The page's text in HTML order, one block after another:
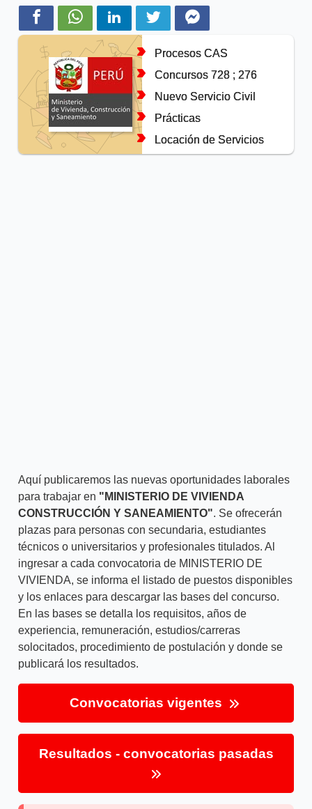
Procesos CAS
Concursos 728 ; 276
Nuevo Servicio Civil
Prácticas
Locación de Servicios
Aquí publicaremos las nuevas oportunidades laborales
para trabajar en "MINISTERIO DE VIVIENDA
CONSTRUCCIÓN Y SANEAMIENTO". Se ofrecerán
plazas para personas con secundaria, estudiantes
técnicos o universitarios y profesionales titulados. Al
ingresar a cada convocatoria de MINISTERIO DE
VIVIENDA, se informa el listado de puestos disponibles
y los enlaces para descargar las bases del concurso.
En las bases se detalla los requisitos, años de
experiencia, remuneración, estudios/carreras
solocitados, procedimiento de postulación y donde se
publicará los resultados.
Convocatorias vigentes
Resultados - convocatorias pasadas